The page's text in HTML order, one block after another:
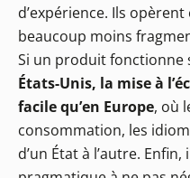
d’expérience. Ils
beaucoup moins
Si un produit
États-Unis, la mise à
facile qu’en Europe, où
consommation, les
d’un État à l’autre.